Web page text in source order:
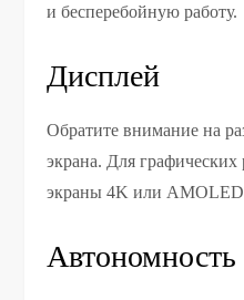
и бесперебойную работу.
Дисплей
Обратите внимание на
экрана. Для
экраны 4K или
Автономность